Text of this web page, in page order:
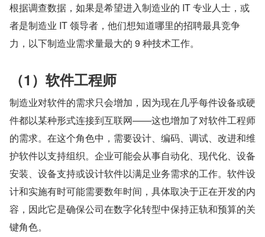
根据调查数据，如果是希望进入制造业的 IT 专业人士，或
者是制造业 IT 领导者，他们想知道哪里的招聘最具竞争
力，以下制造业需求量最大的 9 种技术工作。
（1）软件工程师
制造业对软件的需求只会增加，因为现在几乎每件设备或硬
件都以某种形式连接到互联网——这也增加了对软件工程师
的需求。在这个角色中，需要设计、编码、调试、改进和维
护软件以支持组织。企业可能会从事自动化、现代化、设备
安装、设备支持或设计软件以满足业务需求的工作。软件设
计和实施有时可能需要数年时间，具体取决于正在开发的内
容，因此它是确保公司在数字化转型中保持正轨和预算的关
键角色。